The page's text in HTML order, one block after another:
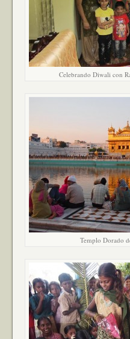
Celebrando Diwali con
Templo Dorado